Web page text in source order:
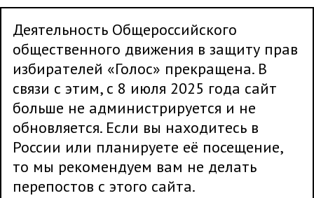
Деятельность Общероссийского
общественного движения в защиту прав
избирателей «Голос» прекращена. В
связи с этим, с 8 июля 2025 года сайт
больше не администрируется и не
обновляется. Если вы находитесь в
России или планируете её посещение,
то мы рекомендуем вам не делать
перепостов с этого сайта.